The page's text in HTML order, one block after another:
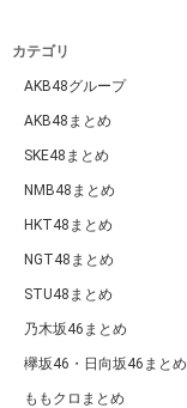
カテゴリ
AKB48グループ
AKB48まとめ
SKE48まとめ
NMB48まとめ
HKT48まとめ
NGT48まとめ
STU48まとめ
乃木坂46まとめ
欅坂46・日向坂46まとめ
ももクロまとめ